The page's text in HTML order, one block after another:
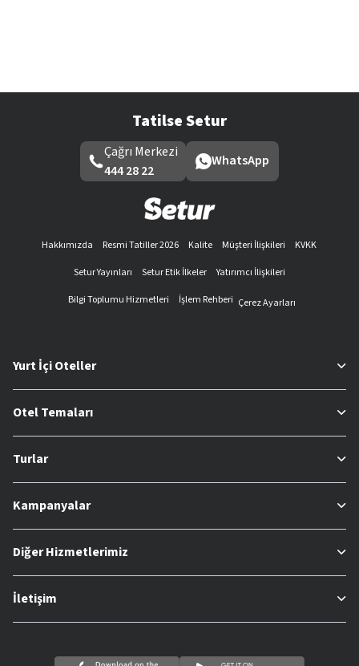
Tatilse Setur
Çağrı Merkezi
444 28 22
WhatsApp
Hakkımızda Resmi Tatiller 2026 Kalite Müşteri İlişkileri
KVKK
Setur Yayınları
Setur Etik İlkeler
Yatırımcı İlişkileri
Bilgi Toplumu Hizmetleri
İşlem Rehberi Çerez Ayarları
Yurt İçi Oteller
Otel Temaları
Turlar
Kampanyalar
Diğer Hizmetlerimiz
İletişim